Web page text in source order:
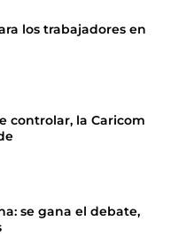
los trabajadores en
controlar, la Caricom
se gana el debate,